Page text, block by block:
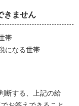
きません
帯
になる世帯
断する、上記の給